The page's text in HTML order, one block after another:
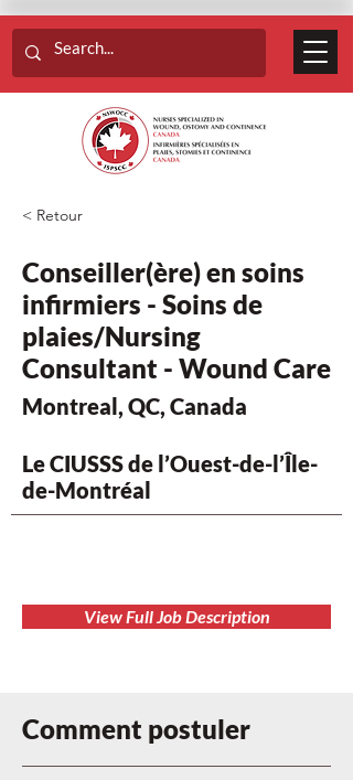
< Retour
Conseiller(ère) en soins
infirmiers - Soins de
plaies/Nursing
Consultant - Wound Care
Montreal, QC, Canada
Le CIUSSS de l’Ouest-de-l’Île-
de-Montréal
View Full Job Description
Comment postuler